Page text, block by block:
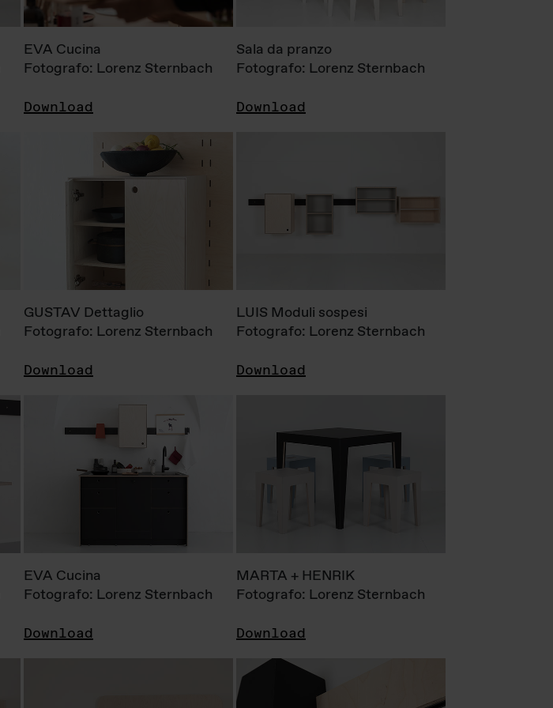
EVA Cucina
Fotografo: Lorenz Sternbach
Download
Sala da pranzo
Fotografo: Lorenz Sternbach
Download
GUSTAV Dettaglio
Fotografo: Lorenz Sternbach
Download
LUIS Moduli sospesi
Fotografo: Lorenz Sternbach
Download
EVA Cucina
Fotografo: Lorenz Sternbach
Download
MARTA + HENRIK
Fotografo: Lorenz Sternbach
Download